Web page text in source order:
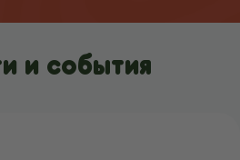
и события